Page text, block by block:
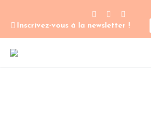
Inscrivez-vous à la newsletter !